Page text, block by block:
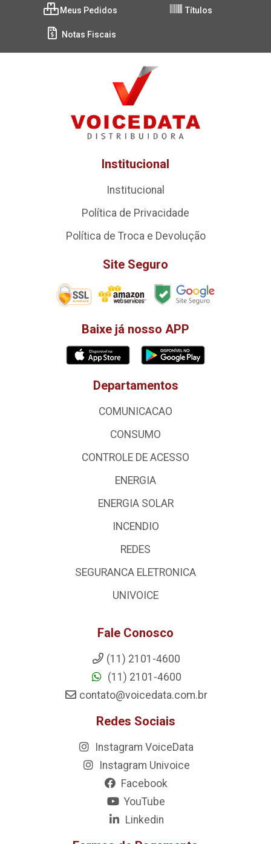
Meus Pedidos Títulos
Notas Fiscais
Institucional
Institucional
Política de Privacidade
Política de Troca e Devolução
Site Seguro
Baixe já nosso APP
Departamentos
COMUNICACAO
CONSUMO
CONTROLE DE ACESSO
ENERGIA
ENERGIA SOLAR
INCENDIO
REDES
SEGURANCA ELETRONICA
UNIVOICE
Fale Conosco
(11) 2101-4600
(11) 2101-4600
contato@voicedata.com.br
Redes Sociais
Instagram VoiceData
Instagram Univoice
Facebook
YouTube
Linkedin